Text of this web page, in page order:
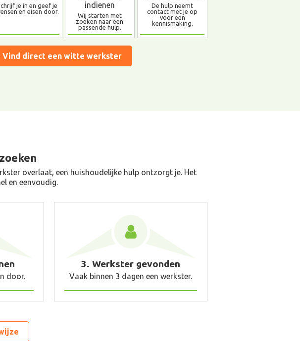
je in en geef je
en eisen door.
indienen
Wij starten met
zoeken naar een
passende hulp.
De hulp neemt
contact met je op
voor een
kennismaking.
Vind direct een witte werkster
overlaat, een huishoudelijke hulp ontzorgt je. Het
en eenvoudig.
door.
3. Werkster gevonden
Vaak binnen 3 dagen een werkster.